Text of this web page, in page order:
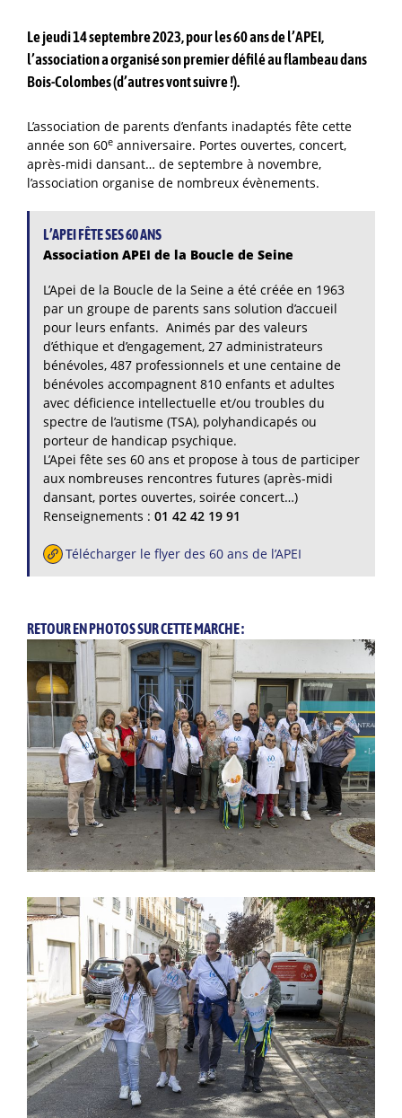
Le jeudi 14 septembre 2023, pour les 60 ans de l’APEI,
l’association a organisé son premier défilé au flambeau dans
Bois-Colombes (d’autres vont suivre !).
L’association de parents d’enfants inadaptés fête cette
année son 60e anniversaire. Portes ouvertes, concert,
après-midi dansant… de septembre à novembre,
l’association organise de nombreux évènements.
L’APEI FÊTE SES 60 ANS
Association APEI de la Boucle de Seine
L’Apei de la Boucle de la Seine a été créée en 1963
par un groupe de parents sans solution d’accueil
pour leurs enfants. Animés par des valeurs
d’éthique et d’engagement, 27 administrateurs
bénévoles, 487 professionnels et une centaine de
bénévoles accompagnent 810 enfants et adultes
avec déficience intellectuelle et/ou troubles du
spectre de l’autisme (TSA), polyhandicapés ou
porteur de handicap psychique.
L’Apei fête ses 60 ans et propose à tous de participer
aux nombreuses rencontres futures (après-midi
dansant, portes ouvertes, soirée concert…)
Renseignements : 01 42 42 19 91
Télécharger le flyer des 60 ans de l’APEI
RETOUR EN PHOTOS SUR CETTE MARCHE :